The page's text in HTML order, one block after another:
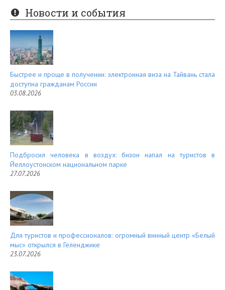
er
es
t
e
d
Новости и события
Быстрее и проще в получении: электронная виза на Тайвань стала
доступна гражданам России
03.08.2026
Подбросил человека в воздух: бизон напал на туристов в
Йеллоустонском национальном парке
27.07.2026
Для туристов и профессионалов: огромный винный центр «Белый
мыс» открылся в Геленджике
23.07.2026